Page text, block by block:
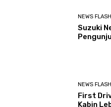
NEWS FLASH
Suzuki
NEWS FLASH
First
Kabin